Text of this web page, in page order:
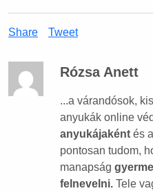
Share Tweet
Rózsa Anett
...a várandósok,
anyukák online
anyukájakéntés
pontosan tudom,
manapság
felnevelni. Tele